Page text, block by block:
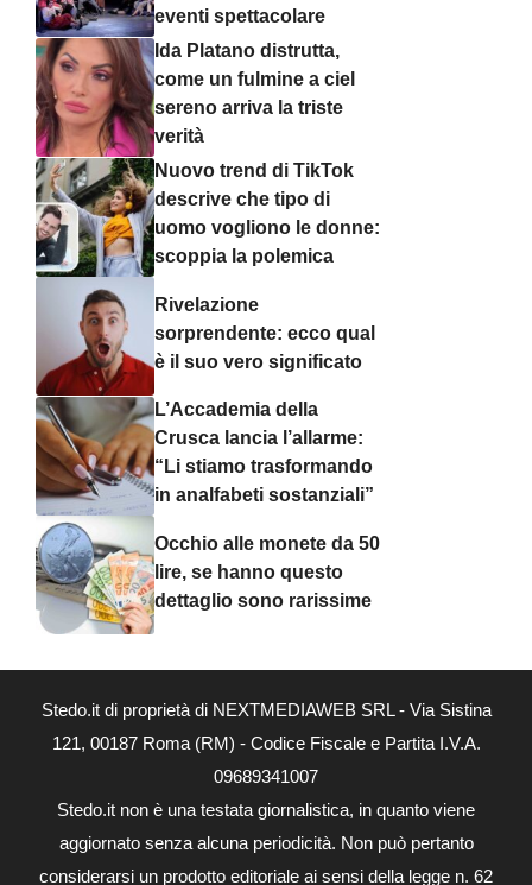
eventi spettacolare
Ida Platano distrutta,
come un fulmine a ciel
sereno arriva la triste
verità
Nuovo trend di TikTok
descrive che tipo di
uomo vogliono le donne:
scoppia la polemica
Rivelazione
sorprendente: ecco qual
è il suo vero significato
L’Accademia della
Crusca lancia l’allarme:
“Li stiamo trasformando
in analfabeti sostanziali”
Occhio alle monete da 50
lire, se hanno questo
dettaglio sono rarissime
Stedo.it di proprietà di NEXTMEDIAWEB SRL - Via Sistina
121, 00187 Roma (RM) - Codice Fiscale e Partita I.V.A.
09689341007
Stedo.it non è una testata giornalistica, in quanto viene
aggiornato senza alcuna periodicità. Non può pertanto
considerarsi un prodotto editoriale ai sensi della legge n. 62